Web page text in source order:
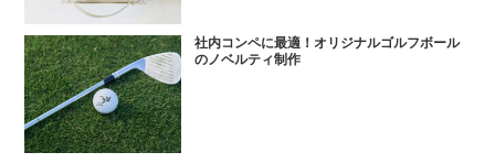
社内コンペに最適！オリジナルゴルフボール
のノベルティ制作